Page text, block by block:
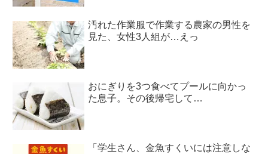
汚れた作業服で作業する農家の男性を
見た、女性3人組が…えっ
おにぎりを3つ食べてプールに向かっ
た息子。その後帰宅して…
「学生さん、金魚すくいには注意しな